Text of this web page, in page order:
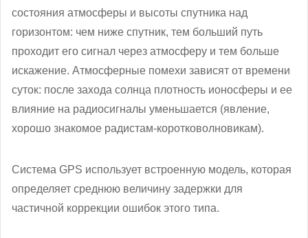
состояния атмосферы и высоты спутника над
горизонтом: чем ниже спутник, тем больший путь
проходит его сигнал через атмосферу и тем больше
искажение. Атмосферные помехи зависят от времени
суток: после захода солнца плотность ионосферы и ее
влияние на радиосигналы уменьшается (явление,
хорошо знакомое радистам-коротковолновикам).
Система GPS использует встроенную модель, которая
определяет среднюю величину задержки для
частичной коррекции ошибок этого типа.